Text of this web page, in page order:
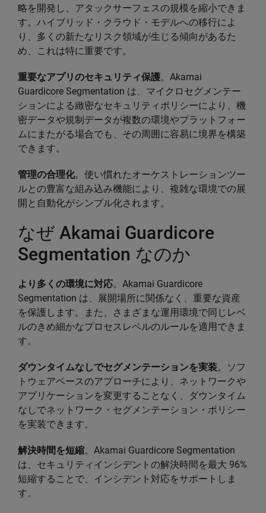
略を開発し、アタックサーフェスの規模を縮小できま
す。ハイブリッド・クラウド・モデルへの移行によ
り、多くの新たなリスク領域が生じる傾向があるた
め、これは特に重要です。
重要なアプリのセキュリティ保護。Akamai
Guardicore Segmentation は、マイクロセグメンテー
ションによる緻密なセキュリティポリシーにより、機
密データや規制データが複数の環境やプラットフォー
ムにまたがる場合でも、その周囲に容易に境界を構築
できます。
管理の合理化。使い慣れたオーケストレーションツー
ルとの豊富な組み込み機能により、複雑な環境での展
開と自動化がシンプル化されます。
なぜ Akamai Guardicore
Segmentation なのか
より多くの環境に対応。Akamai Guardicore
Segmentation は、展開場所に関係なく、重要な資産
を保護します。また、さまざまな運用環境で同じレベ
ルのきめ細かなプロセスレベルのルールを適用できま
す。
ダウンタイムなしでセグメンテーションを実装。ソフ
トウェアベースのアプローチにより、ネットワークや
アプリケーションを変更することなく、ダウンタイム
なしでネットワーク・セグメンテーション・ポリシー
を実装できます。
解決時間を短縮。Akamai Guardicore Segmentation
は、セキュリティインシデントの解決時間を最大 96%
短縮することで、インシデント対応をサポートしま
す。